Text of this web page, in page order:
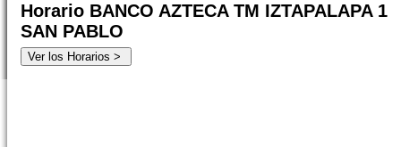
Horario BANCO AZTECA TM IZTAPALAPA 1
SAN PABLO